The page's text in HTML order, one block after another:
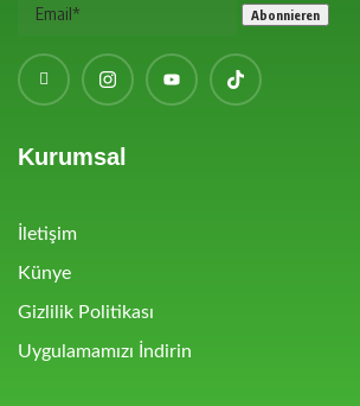
Kurumsal
İletişim
Künye
Gizlilik Politikası
Uygulamamızı İndirin